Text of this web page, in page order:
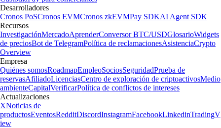
Desarrolladores
Cronos PoSCronos EVMCronos zkEVMPay SDKAI Agent SDK
Recursos
InvestigaciónMercadoAprenderConversor BTC/USDGlosarioWidgets
de preciosBot de TelegramPolítica de reclamacionesAsistenciaCrypto
Overview
Empresa
Quiénes somosRoadmapEmpleoSociosSeguridadPrueba de
reservasAfiliadoLicenciasCentro de exploración de criptoactivosMedio
ambienteCapitalVerificarPolítica de conflictos de intereses
Actualizaciones
XNoticias de
productosEventosRedditDiscordInstagramFacebookLinkedinTradingV
iew